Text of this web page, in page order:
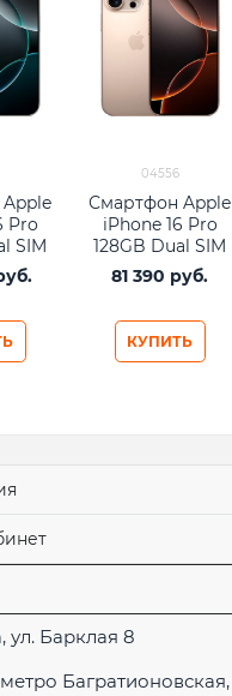
Pro
SIM
04556
Смартфон Apple
iPhone 16 Pro
128GB Dual SIM
Desert Titanium
81 390 руб.
КУПИТЬ
ул. Барклая 8
Багратионовская,